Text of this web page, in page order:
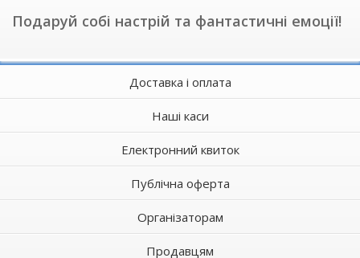
Подаруй собі настрій та фантастичні емоції!
Доставка і оплата
Наші каси
Електронний квиток
Публічна оферта
Організаторам
Продавцям